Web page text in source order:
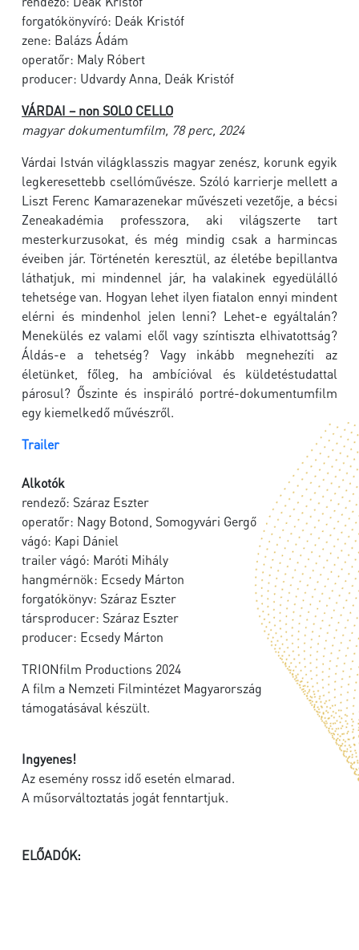
forgatókönyvíró: Deák Kristóf
zene: Balázs Ádám
operatőr: Maly Róbert
producer: Udvardy Anna, Deák Kristóf
VÁRDAI – non SOLO CELLO
magyar dokumentumfilm, 78 perc, 2024
Várdai István világklasszis magyar zenész, korunk egyik
legkeresettebb csellóművésze. Szóló karrierje mellett a
Liszt Ferenc Kamarazenekar művészeti vezetője, a bécsi
Zeneakadémia professzora, aki világszerte tart
mesterkurzusokat, és még mindig csak a harmincas
éveiben jár. Történetén keresztül, az életébe bepillantva
láthatjuk, mi mindennel jár, ha valakinek egyedülálló
tehetsége van. Hogyan lehet ilyen fiatalon ennyi mindent
elérni és mindenhol jelen lenni? Lehet-e egyáltalán?
Menekülés ez valami elől vagy színtiszta elhivatottság?
Áldás-e a tehetség? Vagy inkább megnehezíti az
életünket, főleg, ha ambícióval és küldetéstudattal
párosul? Őszinte és inspiráló portré-dokumentumfilm
egy kiemelkedő művészről.
Trailer
Alkotók
rendező: Száraz Eszter
operatőr: Nagy Botond, Somogyvári Gergő
vágó: Kapi Dániel
trailer vágó: Maróti Mihály
hangmérnök: Ecsedy Márton
forgatókönyv: Száraz Eszter
társproducer: Száraz Eszter
producer: Ecsedy Márton
TRIONfilm Productions 2024
A film a Nemzeti Filmintézet Magyarország
támogatásával készült.
Ingyenes!
Az esemény rossz idő esetén elmarad.
A műsorváltoztatás jogát fenntartjuk.
ELŐADÓK: